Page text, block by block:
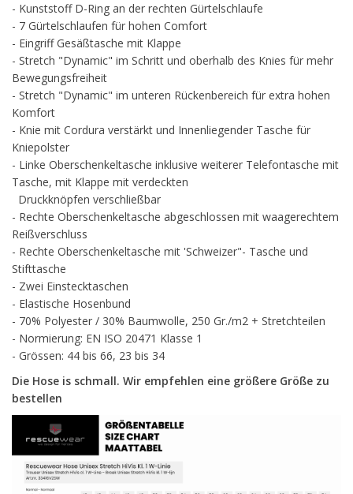
- Kunststoff D-Ring an der rechten Gürtelschlaufe
- 7 Gürtelschlaufen für hohen Comfort
- Eingriff Gesäßtasche mit Klappe
- Stretch "Dynamic" im Schritt und oberhalb des Knies für mehr
Bewegungsfreiheit
- Stretch "Dynamic" im unteren Rückenbereich für extra hohen
Komfort
- Knie mit Cordura verstärkt und Innenliegender Tasche für
Kniepolster
- Linke Oberschenkeltasche inklusive weiterer Telefontasche mit
Tasche, mit Klappe mit verdeckten
Druckknöpfen verschließbar
- Rechte Oberschenkeltasche abgeschlossen mit waagerechtem
Reißverschluss
- Rechte Oberschenkeltasche mit 'Schweizer"- Tasche und
Stifttasche
- Zwei Einstecktaschen
- Elastische Hosenbund
- 70% Polyester / 30% Baumwolle, 250 Gr./m2 + Stretchteilen
- Normierung: EN ISO 20471 Klasse 1
- Grössen: 44 bis 66, 23 bis 34
Die Hose is schmall. Wir empfehlen eine größere Größe zu
bestellen